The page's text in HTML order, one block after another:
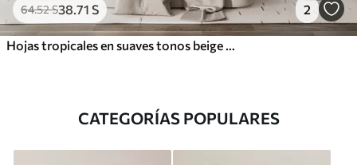
64.52S38 .71 S 2
CATEGORÍAS POPULARES